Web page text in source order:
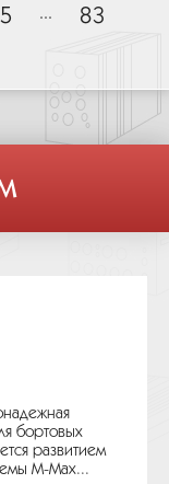
5 ... 83
бортовых
развитием
M-Max...